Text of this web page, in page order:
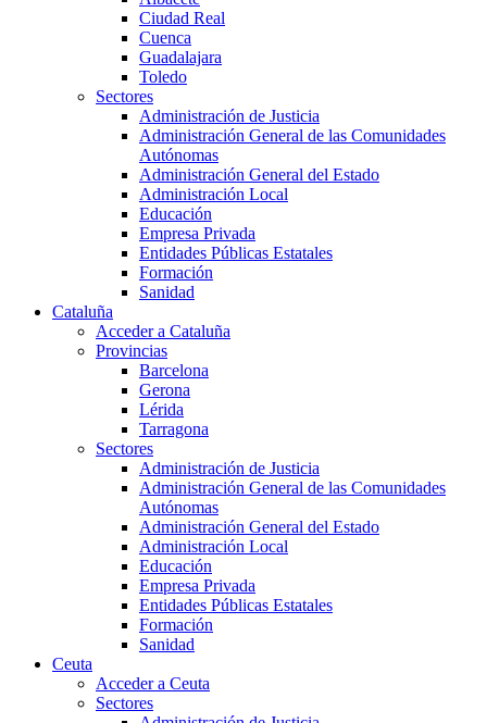
Ciudad Real
Cuenca
Guadalajara
Toledo
Sectores
Administración de Justicia
Administración General de las Comunidades
Autónomas
Administración General del Estado
Administración Local
Educación
Empresa Privada
Entidades Públicas Estatales
Formación
Sanidad
Cataluña
Acceder a Cataluña
Provincias
Barcelona
Gerona
Lérida
Tarragona
Sectores
Administración de Justicia
Administración General de las Comunidades
Autónomas
Administración General del Estado
Administración Local
Educación
Empresa Privada
Entidades Públicas Estatales
Formación
Sanidad
Ceuta
Acceder a Ceuta
Sectores